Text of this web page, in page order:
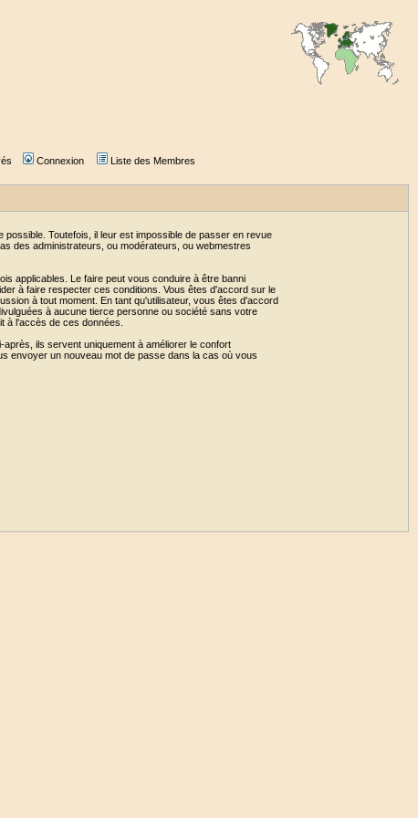
Connexion Liste des Membres
Toutefois, il leur est impossible de passer en revue
des administrateurs, ou modérateurs, ou webmestres
applicables. Le faire peut vous conduire à être banni
à faire respecter ces conditions. Vous êtes d'accord sur le
à tout moment. En tant qu'utilisateur, vous êtes d'accord
à aucune tierce personne ou société sans votre
à l'accès de ces données.
ils servent uniquement à améliorer le confort
envoyer un nouveau mot de passe dans la cas où vous